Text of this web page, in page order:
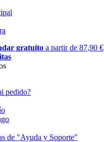
gratuito a partir de 87,90 €
pedido?
de "Ayuda y Soporte"